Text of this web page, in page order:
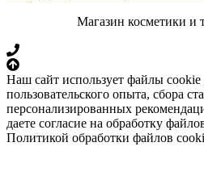
Магазин косметики и
Наш сайт использует файлы
пользовательского опыта, сбора
персонализированных
даете согласие на обработку
Политикой обработки файлов